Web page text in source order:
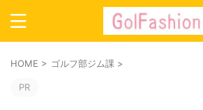
HOME > ゴルフ部ジム課 >
PR